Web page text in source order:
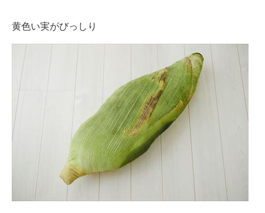
黄色い実がびっしり